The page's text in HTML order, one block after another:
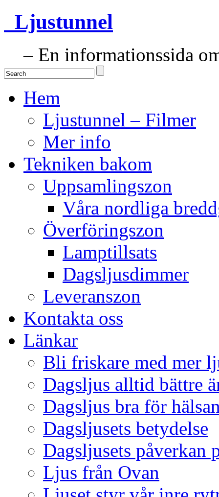
Ljustunnel
– En informationssida
Hem
Ljustunnel – Filmer
Mer info
Tekniken bakom
Uppsamlingszon
Våra nordliga
Överföringszon
Lamptillsats
Dagsljusdimmer
Leveranszon
Kontakta oss
Länkar
Bli friskare med mer
Dagsljus alltid bättre
Dagsljus bra för
Dagsljusets betydelse
Dagsljusets påverkan
Ljus från Ovan